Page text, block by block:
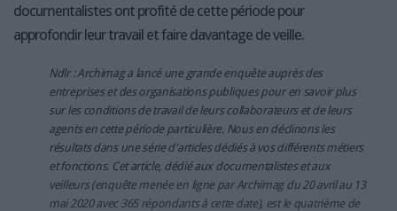
documentalistes ont profité de cette période pour
approfondir leur travail et faire davantage de veille.
Ndlr : Archimag a lancé une grande enquête auprès des
entreprises et des organisations publiques pour en savoir plus
sur les conditions de travail de leurs collaborateurs et de leurs
agents en cette période particulière. Nous en déclinons les
résultats dans une série d'articles dédiés à vos différents métiers
et fonctions. Cet article, dédié aux documentalistes et aux
veilleurs (enquête menée en ligne par Archimag du 20 avril au 13
mai 2020 avec 365 répondants à cette date), est le quatrième de